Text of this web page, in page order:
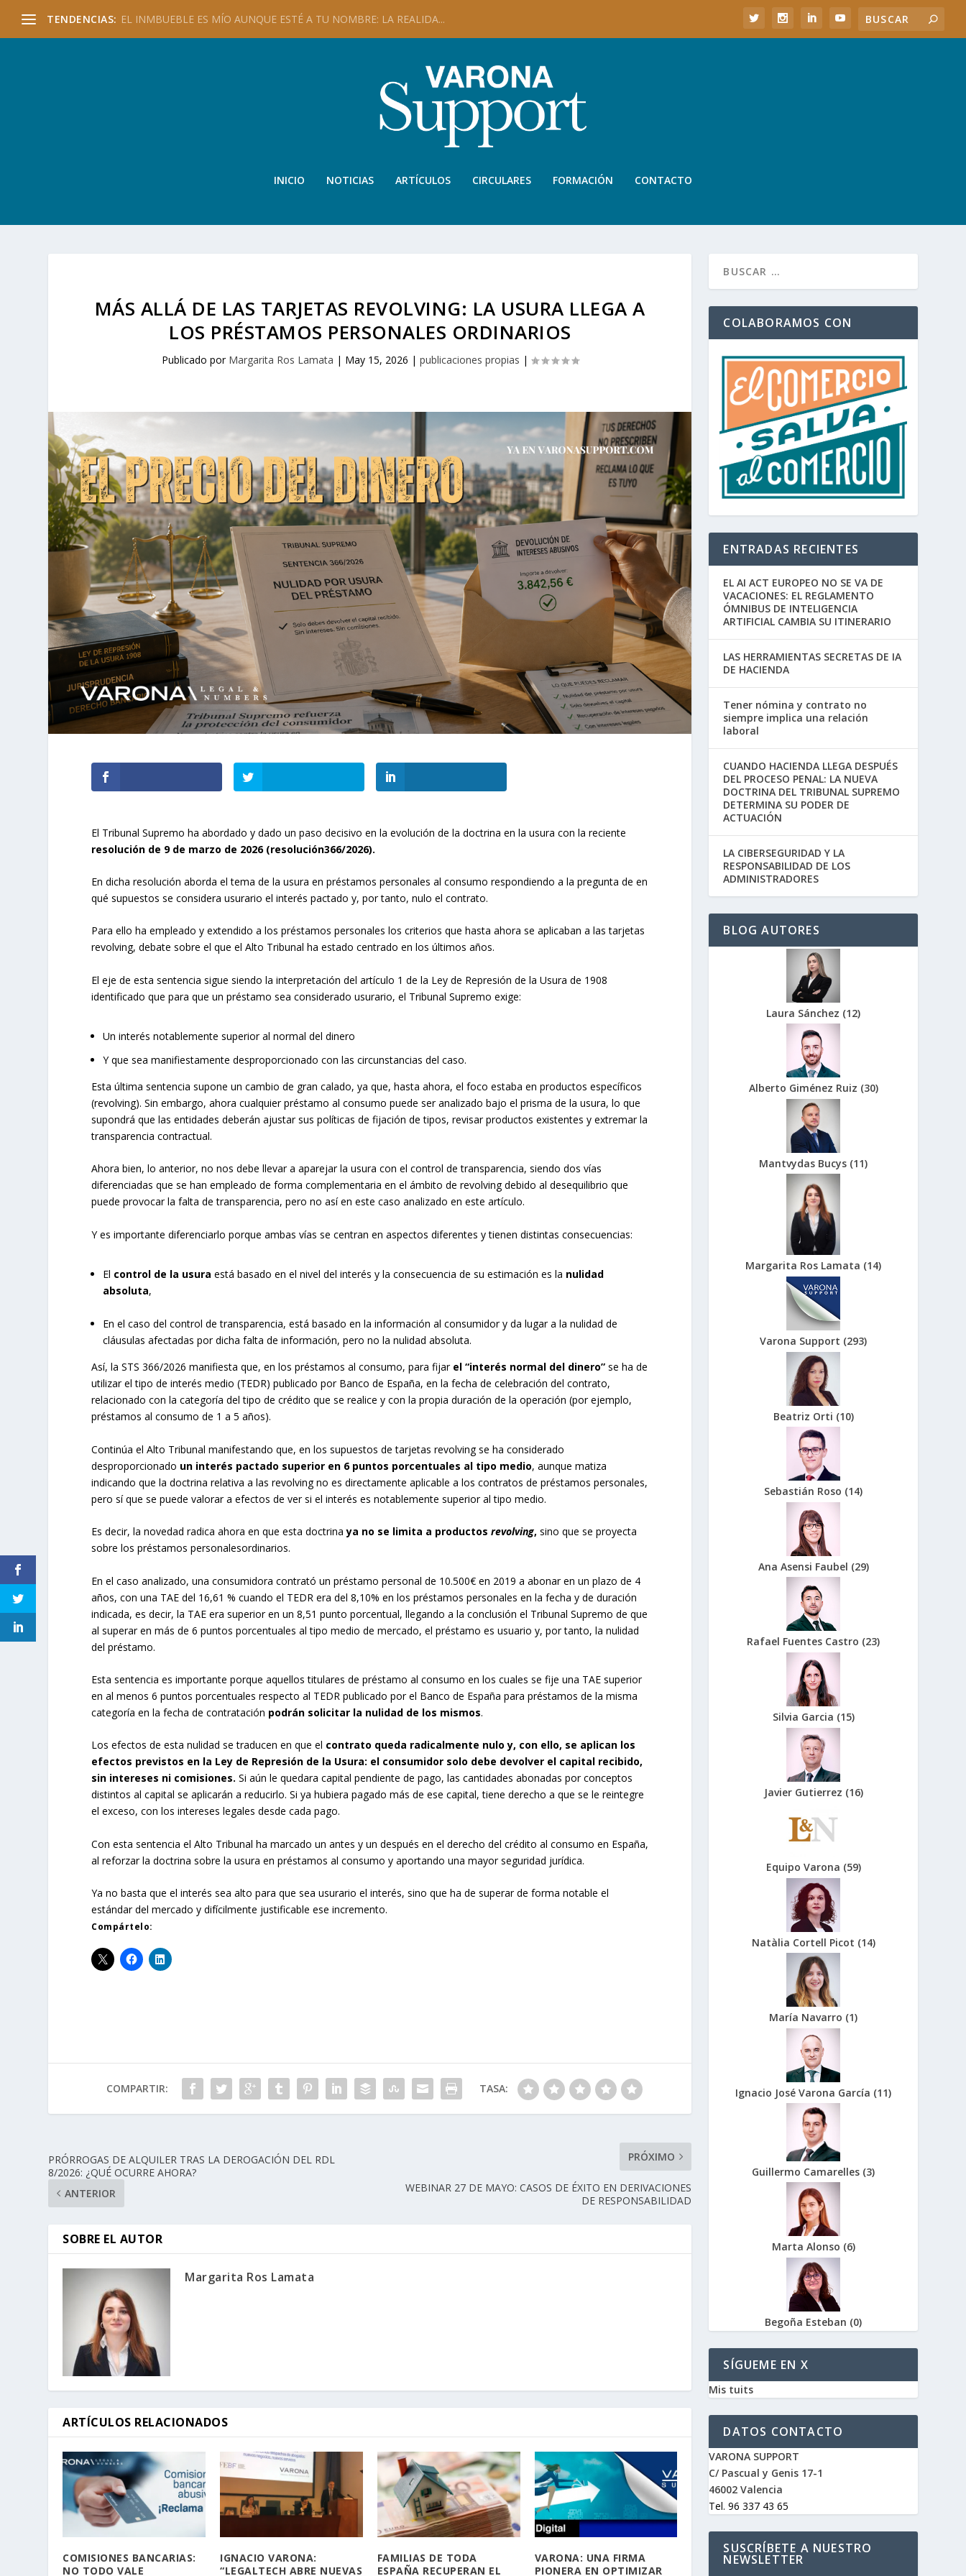
TENDENCIAS: EL INMBUEBLE ES MÍO AUNQUE ESTÉ A TU NOMBRE: LA REALIDA...
INICIO NOTICIAS ARTÍCULOS CIRCULARES FORMACIÓN CONTACTO
MÁS ALLÁ DE LAS TARJETAS REVOLVING: LA USURA LLEGA A
LOS PRÉSTAMOS PERSONALES ORDINARIOS
Publicado por Margarita Ros Lamata | May 15, 2026 | publicaciones propias |
El Tribunal Supremo ha abordado y dado un paso decisivo en la evolución de la doctrina en la usura con la reciente
resolución de 9 de marzo de 2026 (resolución366/2026).
En dicha resolución aborda el tema de la usura en préstamos personales al consumo respondiendo a la pregunta de en
qué supuestos se considera usurario el interés pactado y, por tanto, nulo el contrato.
Para ello ha empleado y extendido a los préstamos personales los criterios que hasta ahora se aplicaban a las tarjetas
revolving, debate sobre el que el Alto Tribunal ha estado centrado en los últimos años.
El eje de esta sentencia sigue siendo la interpretación del artículo 1 de la Ley de Represión de la Usura de 1908
identificado que para que un préstamo sea considerado usurario, el Tribunal Supremo exige:
Un interés notablemente superior al normal del dinero
Y que sea manifiestamente desproporcionado con las circunstancias del caso.
Esta última sentencia supone un cambio de gran calado, ya que, hasta ahora, el foco estaba en productos específicos
(revolving). Sin embargo, ahora cualquier préstamo al consumo puede ser analizado bajo el prisma de la usura, lo que
supondrá que las entidades deberán ajustar sus políticas de fijación de tipos, revisar productos existentes y extremar la
transparencia contractual.
Ahora bien, lo anterior, no nos debe llevar a aparejar la usura con el control de transparencia, siendo dos vías
diferenciadas que se han empleado de forma complementaria en el ámbito de revolving debido al desequilibrio que
puede provocar la falta de transparencia, pero no así en este caso analizado en este artículo.
Y es importante diferenciarlo porque ambas vías se centran en aspectos diferentes y tienen distintas consecuencias:
El control de la usura está basado en el nivel del interés y la consecuencia de su estimación es la nulidad
absoluta,
En el caso del control de transparencia, está basado en la información al consumidor y da lugar a la nulidad de
cláusulas afectadas por dicha falta de información, pero no la nulidad absoluta.
Así, la STS 366/2026 manifiesta que, en los préstamos al consumo, para fijarel “interés normal del dinero”se ha de
utilizar el tipo de interés medio (TEDR) publicado por Banco de España, en la fecha de celebración del contrato,
relacionado con la categoría del tipo de crédito que se realice y con la propia duración de la operación (por ejemplo,
préstamos al consumo de 1 a 5 años).
Continúa el Alto Tribunal manifestando que, en los supuestos de tarjetas revolving se ha considerado
desproporcionado un interés pactado superior en 6 puntos porcentuales al tipo medio, aunque matiza
indicando que la doctrina relativa a las revolving no es directamente aplicable a los contratos de préstamos personales,
pero sí que se puede valorar a efectos de ver si el interés es notablemente superior al tipo medio.
Es decir, la novedad radica ahora en que esta doctrina ya no se limita a productos revolving, sino que se proyecta
sobre los préstamos personalesordinarios.
En el caso analizado, una consumidora contrató un préstamo personal de 10.500€ en 2019 a abonar en un plazo de 4
años, con una TAE del 16,61 % cuando el TEDR era del 8,10% en los préstamos personales en la fecha y de duración
indicada, es decir, la TAE era superior en un 8,51 punto porcentual, llegando a la conclusión el Tribunal Supremo de que
al superar en más de 6 puntos porcentuales al tipo medio de mercado, el préstamo es usuario y, por tanto, la nulidad
del préstamo.
Esta sentencia es importante porque aquellos titulares de préstamo al consumo en los cuales se fije una TAE superior
en al menos 6 puntos porcentuales respecto al TEDR publicado por el Banco de España para préstamos de la misma
categoría en la fecha de contratación podrán solicitar la nulidad de los mismos.
Los efectos de esta nulidad se traducen en que el contrato queda radicalmente nulo y, con ello, se aplican los
efectos previstos en la Ley de Represión de la Usura: el consumidor solo debe devolver el capital recibido,
sin intereses ni comisiones. Si aún le quedara capital pendiente de pago, las cantidades abonadas por conceptos
distintos al capital se aplicarán a reducirlo. Si ya hubiera pagado más de ese capital, tiene derecho a que se le reintegre
el exceso, con los intereses legales desde cada pago.
Con esta sentencia el Alto Tribunal ha marcado un antes y un después en el derecho del crédito al consumo en España,
al reforzar la doctrina sobre la usura en préstamos al consumo y aportando una mayor seguridad jurídica.
Ya no basta que el interés sea alto para que sea usurario el interés, sino que ha de superar de forma notable el
estándar del mercado y difícilmente justificable ese incremento.
Compártelo:
COMPARTIR: TASA:
PRÓRROGAS DE ALQUILER TRAS LA DEROGACIÓN DEL RDL
8/2026: ¿QUÉ OCURRE AHORA?
ANTERIOR
PRÓXIMO
WEBINAR 27 DE MAYO: CASOS DE ÉXITO EN DERIVACIONES
DE RESPONSABILIDAD
SOBRE EL AUTOR
Margarita Ros Lamata
ARTÍCULOS RELACIONADOS
COMISIONES BANCARIAS:
NO TODO VALE
IGNACIO VARONA:
“LEGALTECH ABRE NUEVAS
FAMILIAS DE TODA
ESPAÑA RECUPERAN EL
VARONA: UNA FIRMA
PIONERA EN OPTIMIZAR
COLABORAMOS CON
ENTRADAS RECIENTES
EL AI ACT EUROPEO NO SE VA DE
VACACIONES: EL REGLAMENTO
ÓMNIBUS DE INTELIGENCIA
ARTIFICIAL CAMBIA SU ITINERARIO
LAS HERRAMIENTAS SECRETAS DE IA
DE HACIENDA
Tener nómina y contrato no
siempre implica una relación
laboral
CUANDO HACIENDA LLEGA DESPUÉS
DEL PROCESO PENAL: LA NUEVA
DOCTRINA DEL TRIBUNAL SUPREMO
DETERMINA SU PODER DE
ACTUACIÓN
LA CIBERSEGURIDAD Y LA
RESPONSABILIDAD DE LOS
ADMINISTRADORES
BLOG AUTORES
Laura Sánchez (12)
Alberto Giménez Ruiz (30)
Mantvydas Bucys (11)
Margarita Ros Lamata (14)
Varona Support (293)
Beatriz Orti (10)
Sebastián Roso (14)
Ana Asensi Faubel (29)
Rafael Fuentes Castro (23)
Silvia Garcia (15)
Javier Gutierrez (16)
Equipo Varona (59)
Natàlia Cortell Picot (14)
María Navarro (1)
Ignacio José Varona García (11)
Guillermo Camarelles (3)
Marta Alonso (6)
Begoña Esteban (0)
SÍGUEME EN X
Mis tuits
DATOS CONTACTO
VARONA SUPPORT
C/ Pascual y Genis 17-1
46002 Valencia
Tel. 96 337 43 65
SUSCRÍBETE A NUESTRO
NEWSLETTER